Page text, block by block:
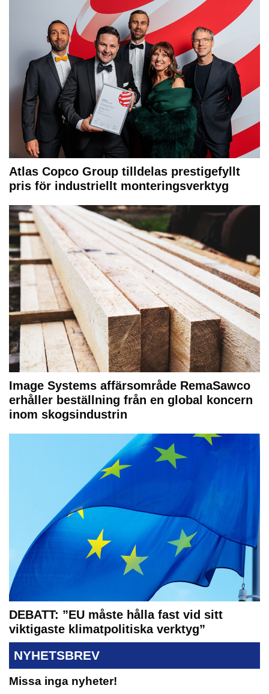
Atlas Copco Group tilldelas prestigefyllt
pris för industriellt monteringsverktyg
Image Systems affärsområde RemaSawco
erhåller beställning från en global koncern
inom skogsindustrin
DEBATT: ”EU måste hålla fast vid sitt
viktigaste klimatpolitiska verktyg”
NYHETSBREV
Missa inga nyheter!